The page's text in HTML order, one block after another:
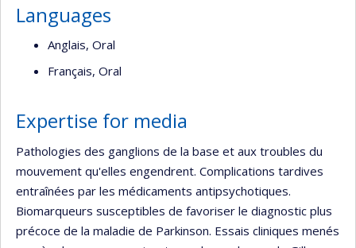
Languages
Anglais, Oral
Français, Oral
Expertise for media
Pathologies des ganglions de la base et aux troubles du
mouvement qu'elles engendrent. Complications tardives
entraînées par les médicaments antipsychotiques.
Biomarqueurs susceptibles de favoriser le diagnostic plus
précoce de la maladie de Parkinson. Essais cliniques menés